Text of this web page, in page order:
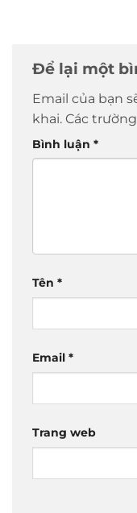
Để lại một
Email của bạn
khai. Các
Bình luận *
Tên *
Email *
Trang web